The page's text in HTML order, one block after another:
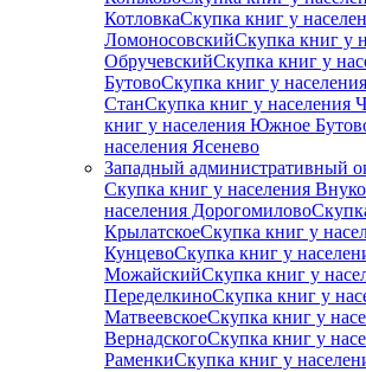
КотловкаСкупка книг у
ЛомоносовскийСкупка книг у
ОбручевскийСкупка книг у
БутовоСкупка книг у
СтанСкупка книг у населения
книг у населения Южное
населения Ясенево
Западный административный
Скупка книг у населения
населения Дорогомилово
КрылатскоеСкупка книг у
КунцевоСкупка книг у
МожайскийСкупка книг у
ПеределкиноСкупка книг у
МатвеевскоеСкупка книг у
ВернадскогоСкупка книг у
РаменкиСкупка книг у